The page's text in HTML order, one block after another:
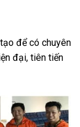
để có chuyên
đại, tiên tiến